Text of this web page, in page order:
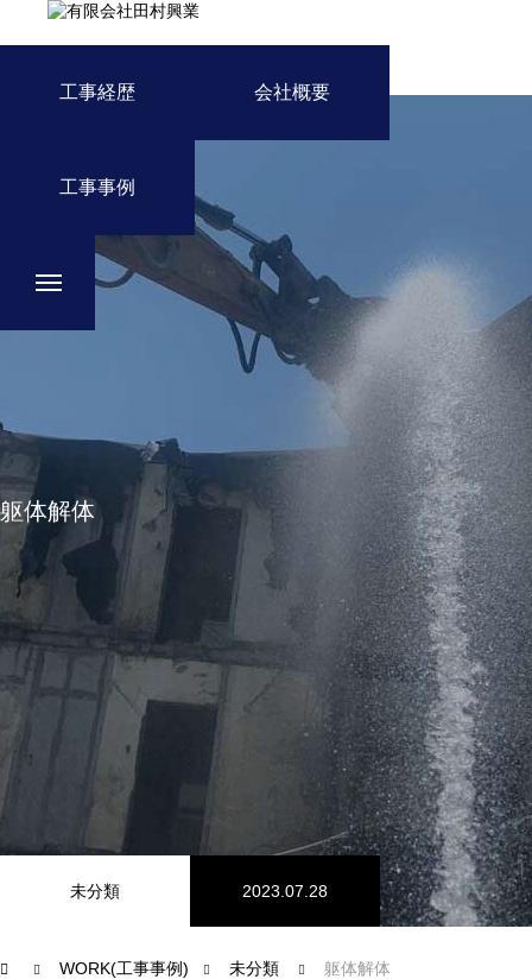
工事経歴 会社概要
工事事例
事業内容
会社概要
工事事例
事業内容 工事経歴 会社概要 工事事例
躯体解体
未分類 2023.07.28
WORK(工事事例) 未分類 躯体解体